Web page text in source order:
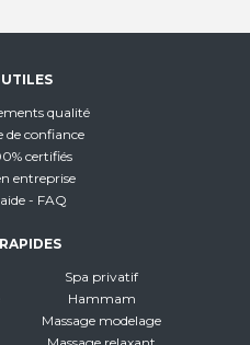
qualité
de confiance
certifiés
entreprise
- FAQ
Spa privatif
Hammam
Massage modelage